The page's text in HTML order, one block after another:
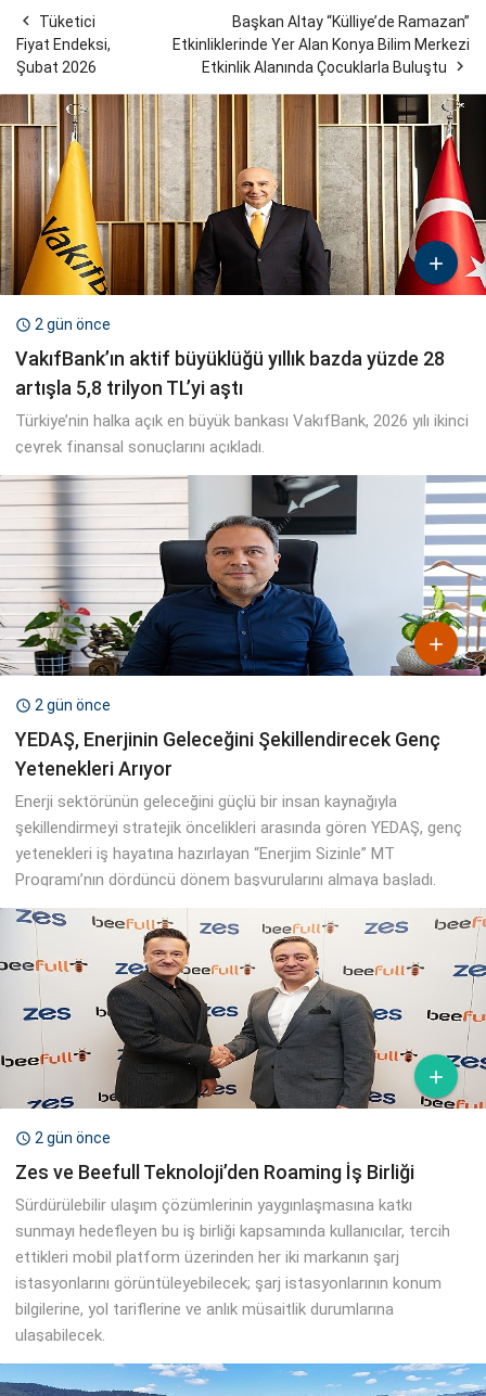

Tüketici
Fiyat Endeksi,
Şubat 2026
Başkan Altay “Külliye’de Ramazan”
Etkinliklerinde Yer Alan Konya Bilim Merkezi
Etkinlik Alanında Çocuklarla Buluştu


 2 gün önce
VakıfBank’ın aktif büyüklüğü yıllık bazda yüzde 28
artışla 5,8 trilyon TL’yi aştı
Türkiye’nin halka açık en büyük bankası VakıfBank, 2026 yılı ikinci
çeyrek finansal sonuçlarını açıkladı.

 2 gün önce
YEDAŞ, Enerjinin Geleceğini Şekillendirecek Genç
Yetenekleri Arıyor
Enerji sektörünün geleceğini güçlü bir insan kaynağıyla
şekillendirmeyi stratejik öncelikleri arasında gören YEDAŞ, genç
yetenekleri iş hayatına hazırlayan “Enerjim Sizinle” MT
Programı’nın dördüncü dönem başvurularını almaya başladı.

 2 gün önce
Zes ve Beefull Teknoloji’den Roaming İş Birliği
Sürdürülebilir ulaşım çözümlerinin yaygınlaşmasına katkı
sunmayı hedefleyen bu iş birliği kapsamında kullanıcılar, tercih
ettikleri mobil platform üzerinden her iki markanın şarj
istasyonlarını görüntüleyebilecek; şarj istasyonlarının konum
bilgilerine, yol tariflerine ve anlık müsaitlik durumlarına
ulaşabilecek.